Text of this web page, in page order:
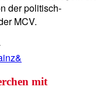
der politisch-
MCV.
mit